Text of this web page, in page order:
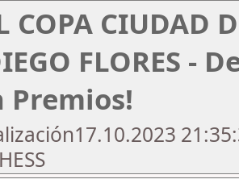
COPA CIUDAD
FLORES -
Premios!